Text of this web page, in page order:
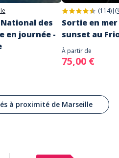
des
en journée -
(114)|
Sortie en
sunset au
À partir de
75,00 €
à proximité de Marseille